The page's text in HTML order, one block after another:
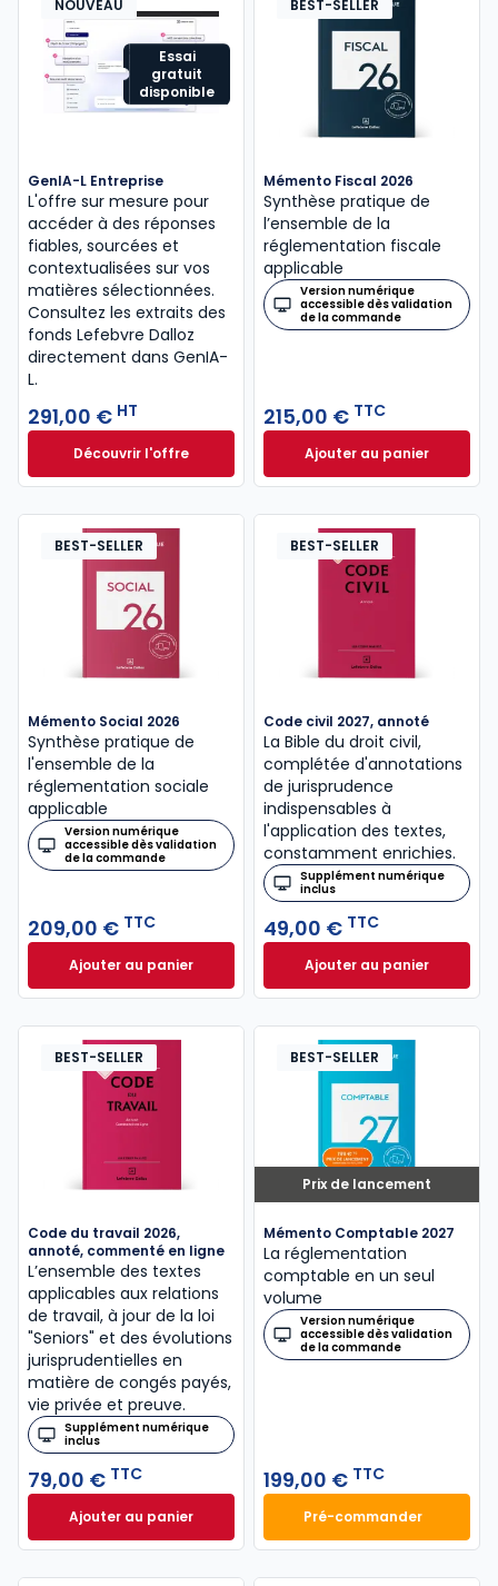
Essai
gratuit
disponible
NOUVEAU
GenIA-L Entreprise
L'offre sur mesure pour
accéder à des réponses
fiables, sourcées et
contextualisées sur vos
matières sélectionnées.
Consultez les extraits des
fonds Lefebvre Dalloz
directement dans GenIA-
L.
291,00 € HT
Découvrir l'offreGenIA-L Entreprise à partir de 291,00 € HT
BEST-SELLER
Mémento Fiscal 2026
Synthèse pratique de
l’ensemble de la
réglementation fiscale
applicable
Version numérique
accessible dès validation
de la commande
215,00 € TTC
Ajouter au panier
Mémento Fiscal
BEST-SELLER
Mémento Social 2026
Synthèse pratique de
l'ensemble de la
réglementation sociale
applicable
Version numérique
accessible dès validation
de la commande
209,00 € TTC
Ajouter au panierMémento Social 2026 à 209,00 € TTC
BEST-SELLER
Code civil 2027, annoté
La Bible du droit civil,
complétée d'annotations
de jurisprudence
indispensables à
l'application des textes,
constamment enrichies.
Supplément numérique
inclus
49,00 € TTC
Ajouter au panier
Code civil 2027,
BEST-SELLER
Code du travail 2026,
annoté, commenté en ligne
L’ensemble des textes
applicables aux relations
de travail, à jour de la loi
"Seniors" et des évolutions
jurisprudentielles en
matière de congés payés,
vie privée et preuve.
Supplément numérique
inclus
79,00 € TTC
Ajouter au panierCode du travail 2026, annoté, commenté en ligne à
Prix de lancement
BEST-SELLER
Mémento Comptable 2027
La réglementation
comptable en un seul
volume
Version numérique
accessible dès validation
de la commande
199,00 € TTC
Pré-commander
Mémento